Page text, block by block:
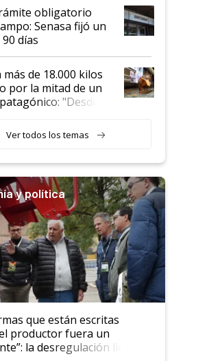
obligatorio
Senasa fijó un
días
de 18.000 kilos
por la mitad de un
"Desde
atención"
Ver todos los temas
y política
que están escritas
productor fuera un
la desregulación llegó